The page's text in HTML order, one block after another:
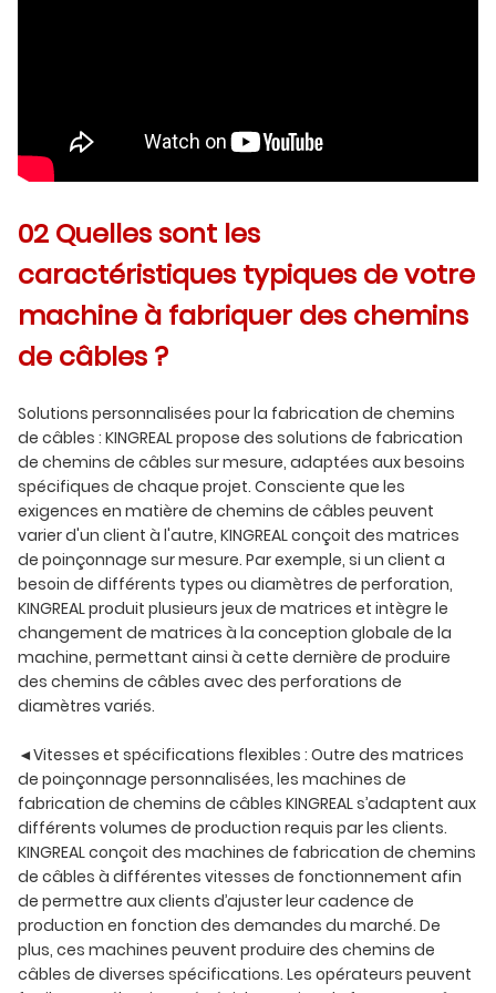
02 Quelles sont les
caractéristiques typiques de votre
machine à fabriquer des chemins
de câbles ?
Solutions personnalisées pour la fabrication de chemins
de câbles : KINGREAL propose des solutions de fabrication
de chemins de câbles sur mesure, adaptées aux besoins
spécifiques de chaque projet. Consciente que les
exigences en matière de chemins de câbles peuvent
varier d'un client à l'autre, KINGREAL conçoit des matrices
de poinçonnage sur mesure. Par exemple, si un client a
besoin de différents types ou diamètres de perforation,
KINGREAL produit plusieurs jeux de matrices et intègre le
changement de matrices à la conception globale de la
machine, permettant ainsi à cette dernière de produire
des chemins de câbles avec des perforations de
diamètres variés.
◄Vitesses et spécifications flexibles : Outre des matrices
de poinçonnage personnalisées, les machines de
fabrication de chemins de câbles KINGREAL s’adaptent aux
différents volumes de production requis par les clients.
KINGREAL conçoit des machines de fabrication de chemins
de câbles à différentes vitesses de fonctionnement afin
de permettre aux clients d’ajuster leur cadence de
production en fonction des demandes du marché. De
plus, ces machines peuvent produire des chemins de
câbles de diverses spécifications. Les opérateurs peuvent